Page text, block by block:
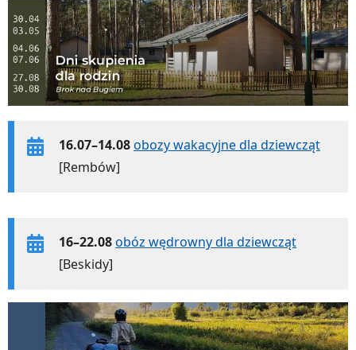
16.07–14.08obozy wakacyjne dla dziewcząt
[Rembów]
16–22.08obóz wędrowny dla dziewcząt
[Beskidy]